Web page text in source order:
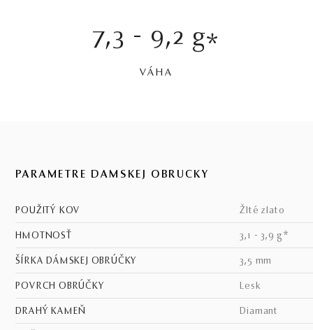
7,3 - 9,2 g*
VÁHA
PARAMETRE DÁMSKEJ OBRÚČKY
POUŽITÝ KOV žlté zlato
HMOTNOSŤ 3,1 - 3,9 g*
ŠÍRKA DÁMSKEJ OBRÚČKY 3,5 mm
POVRCH OBRÚČKY lesk
DRAHÝ KAMEŇ diamant